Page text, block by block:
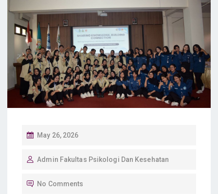
P
S
May 26, 2026
Admin Fakultas Psikologi Dan Kesehatan
No Comments